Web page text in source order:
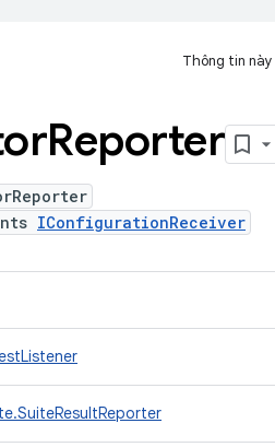
Thông tin này
Reporter
IConfigurationReceiver